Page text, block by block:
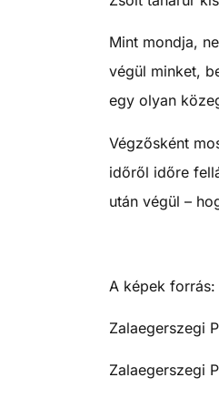
Mint mondja,
végül minket,
egy olyan
Végzősként
időről időre
után végül –
A képek forrás:
Zalaegerszegi
Zalaegerszegi